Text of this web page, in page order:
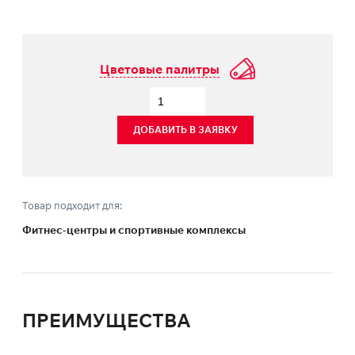
Цветовые палитры
ДОБАВИТЬ В ЗАЯВКУ
Товар подходит для:
Фитнес-центры и спортивные комплексы
ПРЕИМУЩЕСТВА